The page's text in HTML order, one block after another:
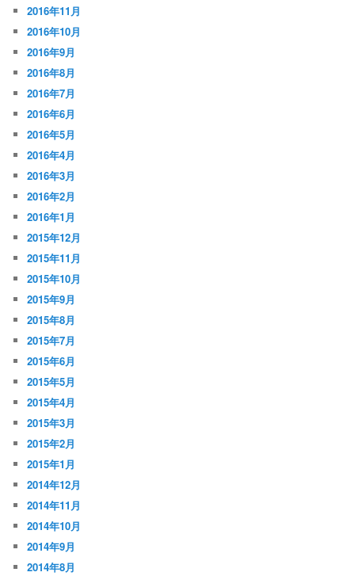
2016年11月
2016年10月
2016年9月
2016年8月
2016年7月
2016年6月
2016年5月
2016年4月
2016年3月
2016年2月
2016年1月
2015年12月
2015年11月
2015年10月
2015年9月
2015年8月
2015年7月
2015年6月
2015年5月
2015年4月
2015年3月
2015年2月
2015年1月
2014年12月
2014年11月
2014年10月
2014年9月
2014年8月